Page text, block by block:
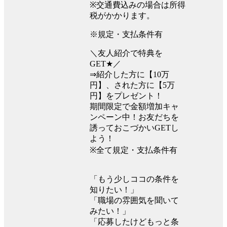
※交通費込みの場合は所得
税がかかります。
※規定・支払条件有
＼友人紹介で特典を
GET★／
⇒紹介した方に【10万
円】、された方に【5万
円】をプレゼント！
期間限定で金額増加キャ
ンペーン中！お友だちを
誘っておこづかいGETし
よう！
※全て規定・支払条件有
「もう少しココの条件を
知りたい！」
「職場の雰囲気を聞いて
みたい！」
「応募したけどもっと条